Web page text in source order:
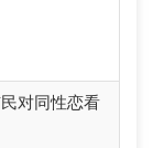
对同性恋看